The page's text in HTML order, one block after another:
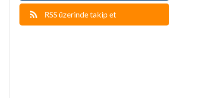
RSS üzerinde takip et